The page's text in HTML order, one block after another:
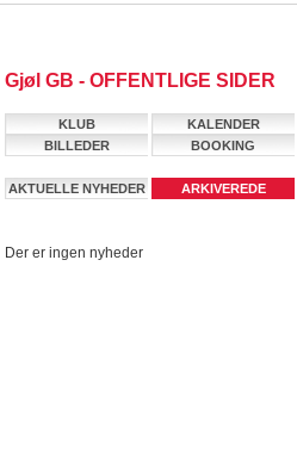
Gjøl GB - OFFENTLIGE SIDER
KLUB
KALENDER
BILLEDER
BOOKING
AKTUELLE NYHEDER
ARKIVEREDE
Der er ingen nyheder